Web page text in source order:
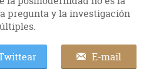
pregunta y la investigación
E-mail